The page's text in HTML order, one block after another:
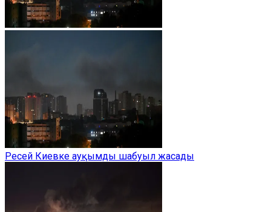
Ресей Киевке ауқымды шабуыл жасады